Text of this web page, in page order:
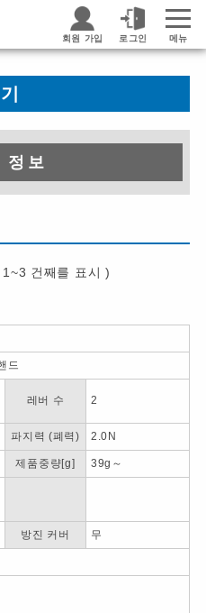
회원 가입 로그인 메뉴
정보
건째를 표시 )
드
레버 수 2
파지력 (폐력) 2.0N
제품중량[g] 39g～
방진 커버 무